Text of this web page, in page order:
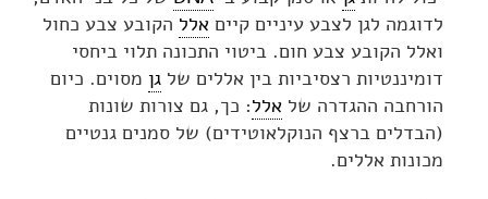
לדוגמה לגן לצבע עיניים קיים אלל הקובע צבע כחול
ואלל הקובע צבע חום. ביטוי התכונה תלוי ביחסי
דומיננטיות רצסיביות בין אללים של גן מסוים. כיום
הורחבה ההגדרה של אלל: כך, גם צורות שונות
(הבדלים ברצף הנוקלאוטידים) של סמנים גנטיים
מכונות אללים.